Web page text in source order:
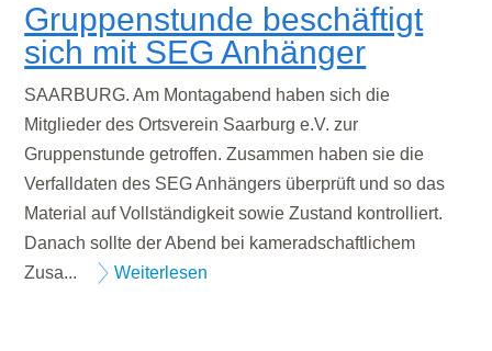
Gruppenstunde beschäftigt
sich mit SEG Anhänger
SAARBURG. Am Montagabend haben sich die
Mitglieder des Ortsverein Saarburg e.V. zur
Gruppenstunde getroffen. Zusammen haben sie die
Verfalldaten des SEG Anhängers überprüft und so das
Material auf Vollständigkeit sowie Zustand kontrolliert.
Danach sollte der Abend bei kameradschaftlichem
Zusa...
Weiterlesen